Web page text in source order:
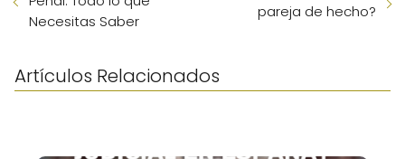
Necesitas Saber
pareja de hecho?
Artículos Relacionados